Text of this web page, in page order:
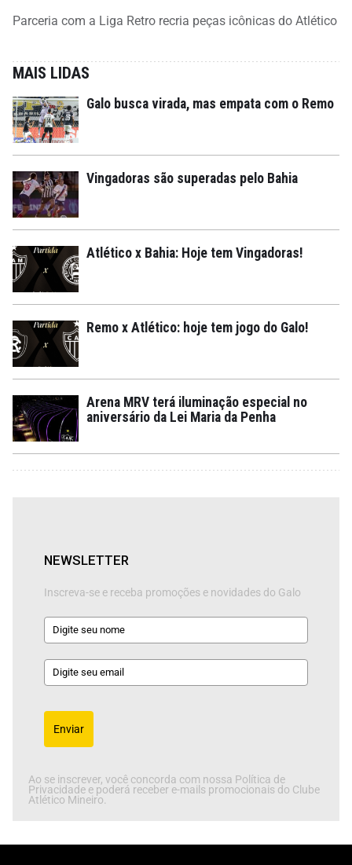
Parceria com a Liga Retro recria peças icônicas do Atlético
MAIS LIDAS
Galo busca virada, mas empata com o Remo
Vingadoras são superadas pelo Bahia
Atlético x Bahia: Hoje tem Vingadoras!
Remo x Atlético: hoje tem jogo do Galo!
Arena MRV terá iluminação especial no
aniversário da Lei Maria da Penha
NEWSLETTER
Inscreva-se e receba promoções e novidades do Galo
Enviar
Ao se inscrever, você concorda com nossa Política de
Privacidade e poderá receber e-mails promocionais do Clube
Atlético Mineiro.